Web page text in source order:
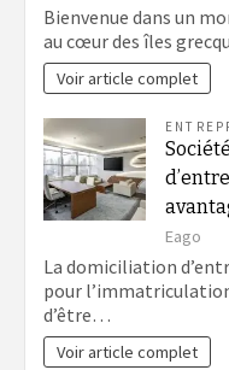
Bienvenue dans un
au cœur des îles
Voir article complet
Eago
La domiciliation
pour
d’être…
Voir article complet